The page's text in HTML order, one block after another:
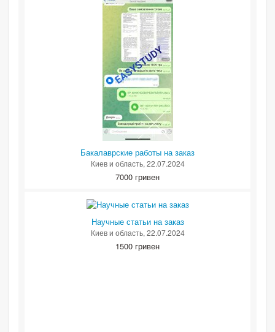
Бакалаврские работы на заказ
Киев и область, 22.07.2024
7000 гривен
Научные статьи на заказ
Киев и область, 22.07.2024
1500 гривен